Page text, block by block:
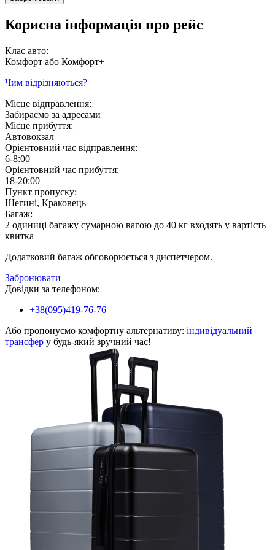
Корисна інформація про рейс
Клас авто:
Комфорт або Комфорт+
Чим відрізняються?
Місце відправлення:
Забираємо за адресами
Місце прибуття:
Автовокзал
Орієнтовний час відправлення:
6-8:00
Орієнтовний час прибуття:
18-20:00
Пункт пропуску:
Шегині, Краковець
Багаж:
2 одиниці багажу сумарною вагою до 40 кг входять у вартість
квитка
Додатковий багаж обговорюється з диспетчером.
Забронювати
Довідки за телефоном:
+38(095)419-76-76
Або пропонуємо комфортну альтернативу: індивідуальний
трансфер у будь-який зручний час!